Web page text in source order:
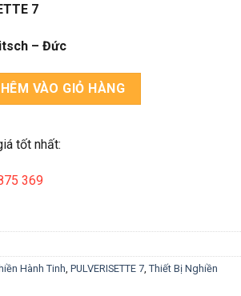
7
– Đức
PULVERISETTE 7 premium line số lượng
VÀO GIỎ HÀNG
tốt nhất:
369
Hành Tinh, PULVERISETTE 7, Thiết Bị Nghiền